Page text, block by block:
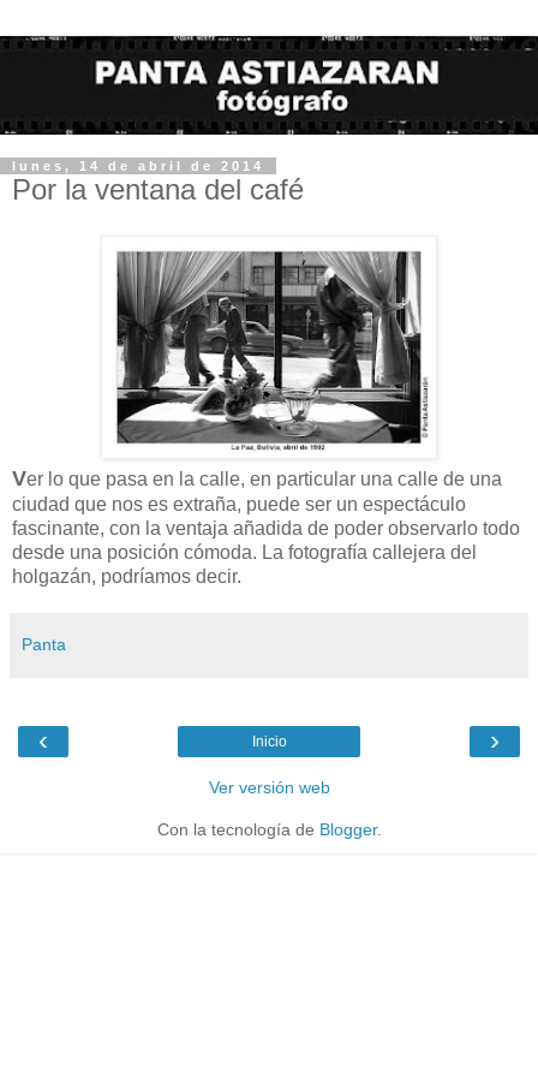
lunes, 14 de abril de 2014
Por la ventana del café
Ver lo que pasa en la calle, en particular una calle de una
ciudad que nos es extraña, puede ser un espectáculo
fascinante, con la ventaja añadida de poder observarlo todo
desde una posición cómoda. La fotografía callejera del
holgazán, podríamos decir.
Panta
‹ ›
Inicio
Ver versión web
Con la tecnología de Blogger.